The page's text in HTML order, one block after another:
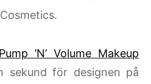
’N’ Volume Makeup
för designen på